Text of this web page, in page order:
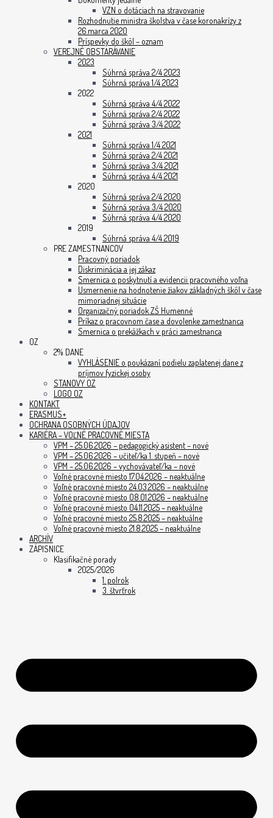
VZN o dotáciach na stravovanie
Rozhodnutie ministra školstva v čase koronakrízy z
26.marca 2020
Príspevky do škôl – oznam
VEREJNÉ OBSTARÁVANIE
2023
Súhrná správa 2/4 2023
Súhrná správa 1/4 2023
2022
Súhrná správa 4/4 2022
Súhrná správa 2/4 2022
Súhrná správa 3/4 2022
2021
Súhrná správa 1/4 2021
Súhrná správa 2/4 2021
Súhrná správa 3/4 2021
Súhrná správa 4/4 2021
2020
Súhrná správa 2/4 2020
Súhrná správa 3/4 2020
Súhrná správa 4/4 2020
2019
Súhrná správa 4/4 2019
PRE ZAMESTNANCOV
Pracovný poriadok
Diskriminácia a jej zákaz
Smernica o poskytnutí a evidencii pracovného voľna
Usmernenie na hodnotenie žiakov základných škôl v čase
mimoriadnej situácie
Organizačný poriadok ZŠ Humenné
Príkaz o pracovnom čase a dovolenke zamestnanca
Smernica o prekážkach v práci zamestnanca
OZ
2% DANE
VYHLÁSENIE o poukázaní podielu zaplatenej dane z
príjmov fyzickej osoby
STANOVY OZ
LOGO OZ
KONTAKT
ERASMUS+
OCHRANA OSOBNÝCH ÚDAJOV
KARIÉRA – VOĽNÉ PRACOVNÉ MIESTA
VPM – 25.06.2026 – pedagogický asistent – nové
VPM – 25.06.2026 – učiteľ/ka 1. stupeň – nové
VPM – 25.06.2026 – vychovávateľ/ka – nové
Voľné pracovné miesto 17.04.2026 – neaktuálne
Voľné pracovné miesto 24.03.2026 – neaktuálne
Voľné pracovné miesto 08.01.2026 – neaktuálne
Voľné pracovné miesto 04.11.2025 – neaktuálne
Voľné pracovné miesto 25.8.2025 – neaktuálne
Voľné pracovné miesto 21.8.2025 – neaktuálne
ARCHÍV
ZÁPISNICE
Klasifikačné porady
2025/2026
1. polrok
3. štvrťrok